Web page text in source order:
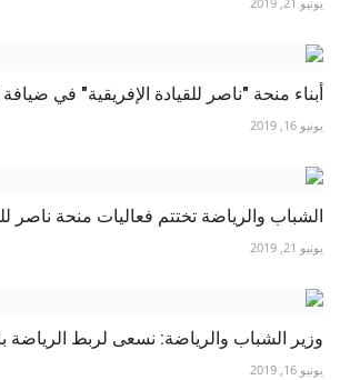
أبناء منحة "ناصر للقيادة الإفريقية" في
يونيو 16, 2019
الشباب والرياضة تختتم فعاليات منحة ناصر
يونيو 21, 2019
وزير الشباب والرياضة: نسعى لربط الرياضة
يونيو 16, 2019